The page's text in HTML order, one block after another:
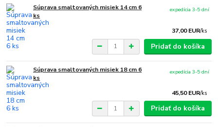
Súprava smaltovaných misiek 14 cm 6
ks
37,00 EUR/ks
expedícia 3-5 dní
Pridať do košíka
Súprava smaltovaných misiek 18 cm 6
ks
45,50 EUR/ks
expedícia 3-5 dní
Pridať do košíka